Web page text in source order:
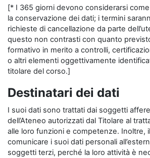
[* I 365 giorni devono considerarsi
la conservazione dei dati; i termini
richieste di cancellazione da parte
questo non contrasti con quanto
formativo in merito a controlli,
o altri elementi oggettivamente
titolare del corso.]
Destinatari dei dati
I suoi dati sono trattati dai soggetti
dell’Ateneo autorizzati dal Titolare al
alle loro funzioni e competenze. Inoltre,
comunicare i suoi dati personali
soggetti terzi, perché la loro attività è